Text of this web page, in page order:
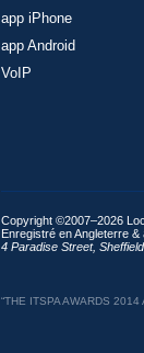
app iPhone
app Android
VoIP
Copyright ©2007–2026
Enregistré en Angleterre
4 Paradise Street, Sheffield
“THE ITSPA AWARDS